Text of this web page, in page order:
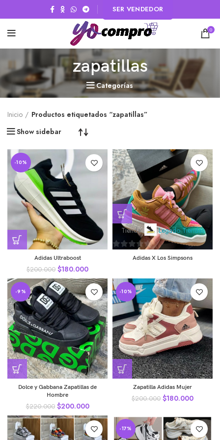
SER VENDEDOR
0
zapatillas
Categorías
Inicio
Productos etiquetados “zapatillas”
Show sidebar
-10%
Adidas Ultraboost
$200.000 $180.000
Tienda: Legado Tiendas
Adidas X Los Simpsons
-9%
Dolce y Gabbana Zapatillas de
Hombre
$220.000 $200.000
-10%
Zapatilla Adidas Mujer
$200.000 $180.000
-17%